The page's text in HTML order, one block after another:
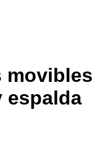
movibles
espalda